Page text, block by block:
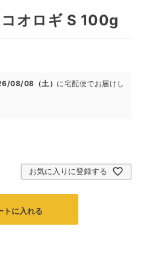
コオロギ S 100g
08/08（土） に宅配便でお届けし
お気に入りに登録する
トに入れる